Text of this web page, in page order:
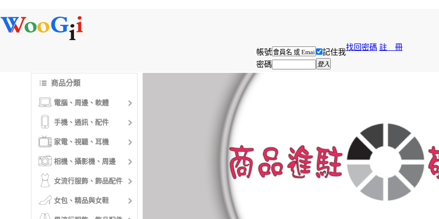
帳號 記住我
找回密碼 註 冊
密碼 登入
商品分類
電腦、周邊、軟體
手機、通訊、配件
家電、視聽、耳機
相機、攝影機、周邊
女流行服飾、飾品配件
女包、精品與女鞋